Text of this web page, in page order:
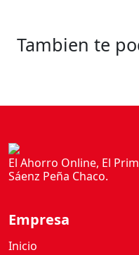
Tambien te
El Ahorro Online, El
Sáenz Peña Chaco.
Empresa
Inicio